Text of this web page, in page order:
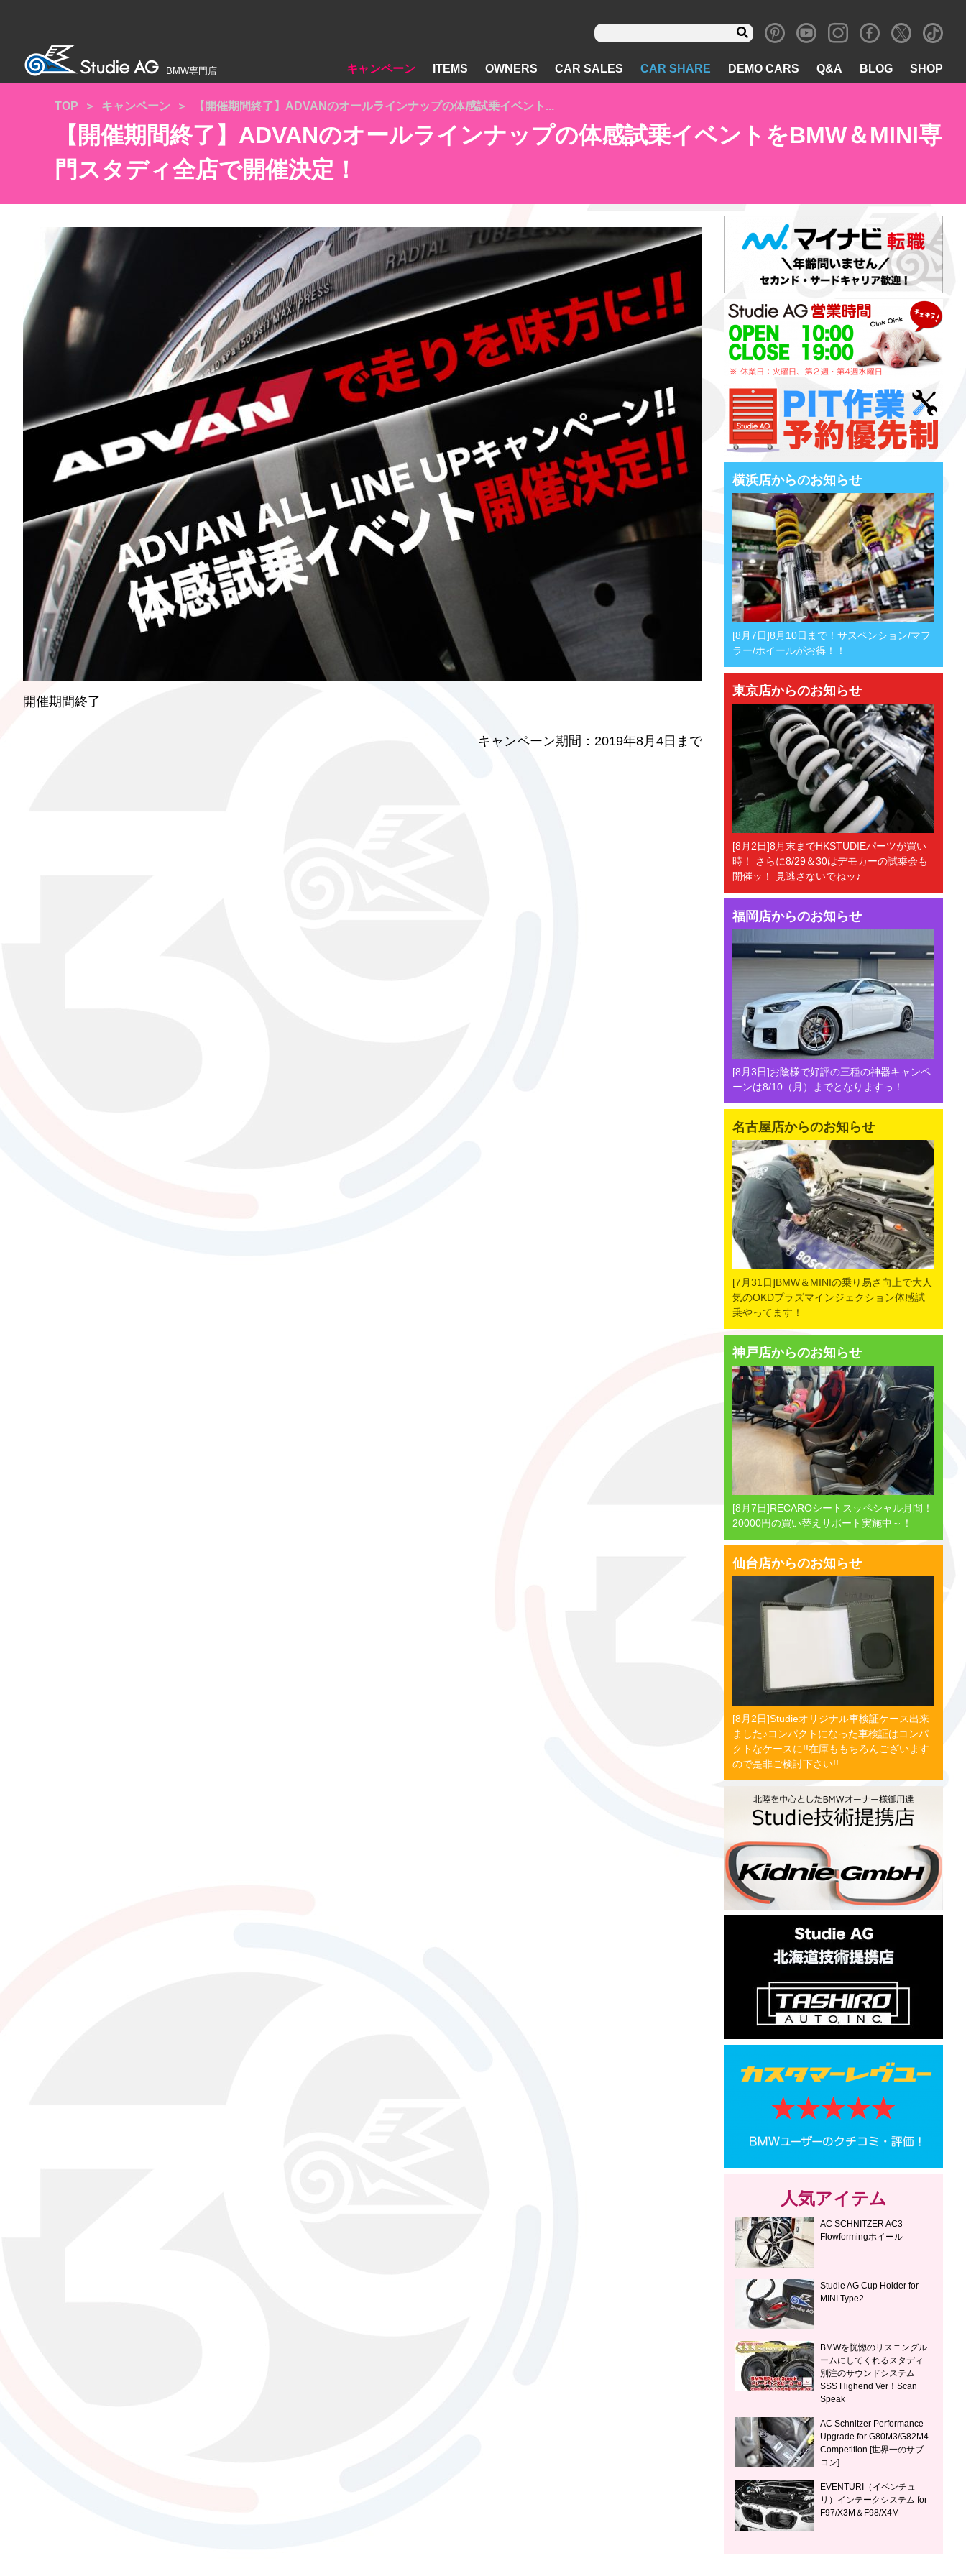
BMW専門店 キャンペーン ITEMS OWNERS CAR SALES CAR SHARE DEMO CARS Q&A BLOG SHOP
TOP キャンペーン 【開催期間終了】ADVANのオールラインナップの体感試乗イベント...
【開催期間終了】ADVANのオールラインナップの体感試乗イベントをBMW＆MINI専
門スタディ全店で開催決定！
開催期間終了
キャンペーン期間：2019年8月4日まで
横浜店からのお知らせ
[8月7日]8月10日まで！サスペンション/マフ
ラー/ホイールがお得！！
東京店からのお知らせ
[8月2日]8月末までHKSTUDIEパーツが買い
時！ さらに8/29＆30はデモカーの試乗会も
開催ッ！ 見逃さないでねッ♪
福岡店からのお知らせ
[8月3日]お陰様で好評の三種の神器キャンペ
ーンは8/10（月）までとなりますっ！
名古屋店からのお知らせ
[7月31日]BMW＆MINIの乗り易さ向上で大人
気のOKDプラズマインジェクション体感試
乗やってます！
神戸店からのお知らせ
[8月7日]RECAROシートスッペシャル月間！
20000円の買い替えサポート実施中～！
仙台店からのお知らせ
[8月2日]Studieオリジナル車検証ケース出来
ました♪コンパクトになった車検証はコンパ
クトなケースに!!在庫ももちろんございます
ので是非ご検討下さい!!
人気アイテム
AC SCHNITZER AC3
Flowformingホイール
Studie AG Cup Holder for
MINI Type2
BMWを恍惚のリスニングル
ームにしてくれるスタディ
別注のサウンドシステム
SSS Highend Ver！Scan
Speak
AC Schnitzer Performance
Upgrade for G80M3/G82M4
Competition [世界一のサブ
コン]
EVENTURI（イベンチュ
リ）インテークシステム for
F97/X3M＆F98/X4M